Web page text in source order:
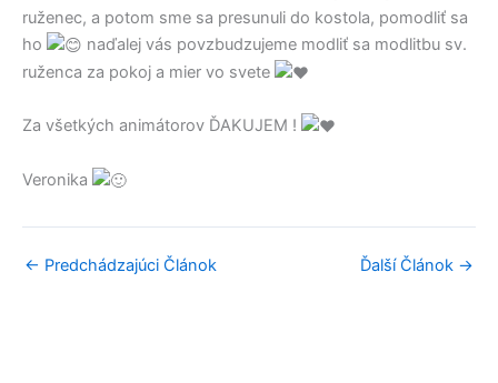
ruženec, a potom sme sa presunuli do kostola, pomodliť sa
ho
naďalej vás povzbudzujeme modliť sa modlitbu sv.
ruženca za pokoj a mier vo svete
Za všetkých animátorov ĎAKUJEM !
Veronika
← Predchádzajúci Článok Ďalší Článok →